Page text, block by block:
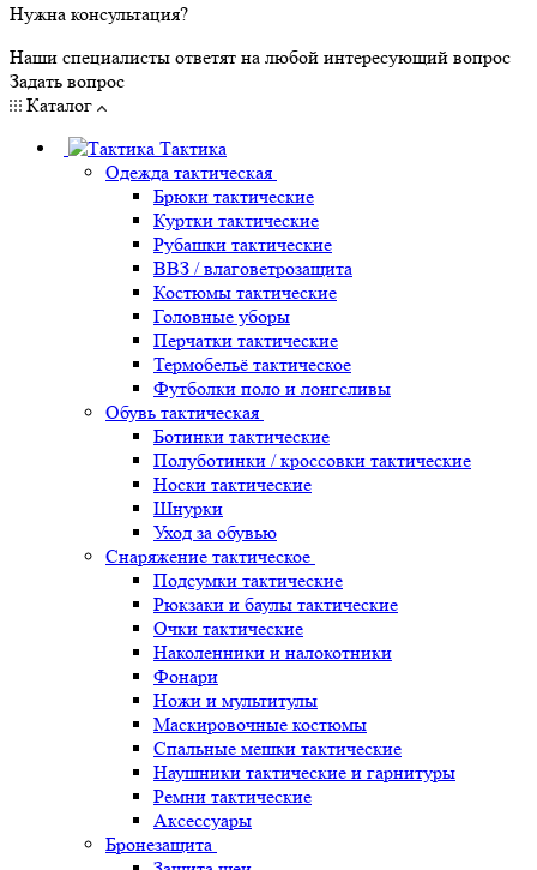
Нужна консультация?
Наши специалисты ответят на любой интересующий вопрос
Задать вопрос
Каталог
Тактика
Одежда тактическая
Брюки тактические
Куртки тактические
Рубашки тактические
ВВЗ / влаговетрозащита
Костюмы тактические
Головные уборы
Перчатки тактические
Термобельё тактическое
Футболки поло и лонгсливы
Обувь тактическая
Ботинки тактические
Полуботинки / кроссовки тактические
Носки тактические
Шнурки
Уход за обувью
Снаряжение тактическое
Подсумки тактические
Рюкзаки и баулы тактические
Очки тактические
Наколенники и налокотники
Фонари
Ножи и мультитулы
Маскировочные костюмы
Спальные мешки тактические
Наушники тактические и гарнитуры
Ремни тактические
Аксессуары
Бронезащита